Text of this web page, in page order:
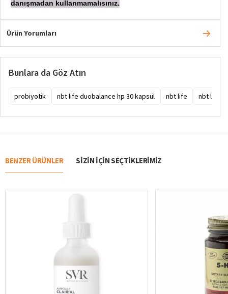
danışmadan kullanmamalısınız.
Ürün Yorumları
Bunlara da Göz Atın
probiyotik nbt life duobalance hp 30 kapsül nbt life nbt life
BENZER ÜRÜNLER SIZIN IÇIN SEÇTIKLERIMIZ